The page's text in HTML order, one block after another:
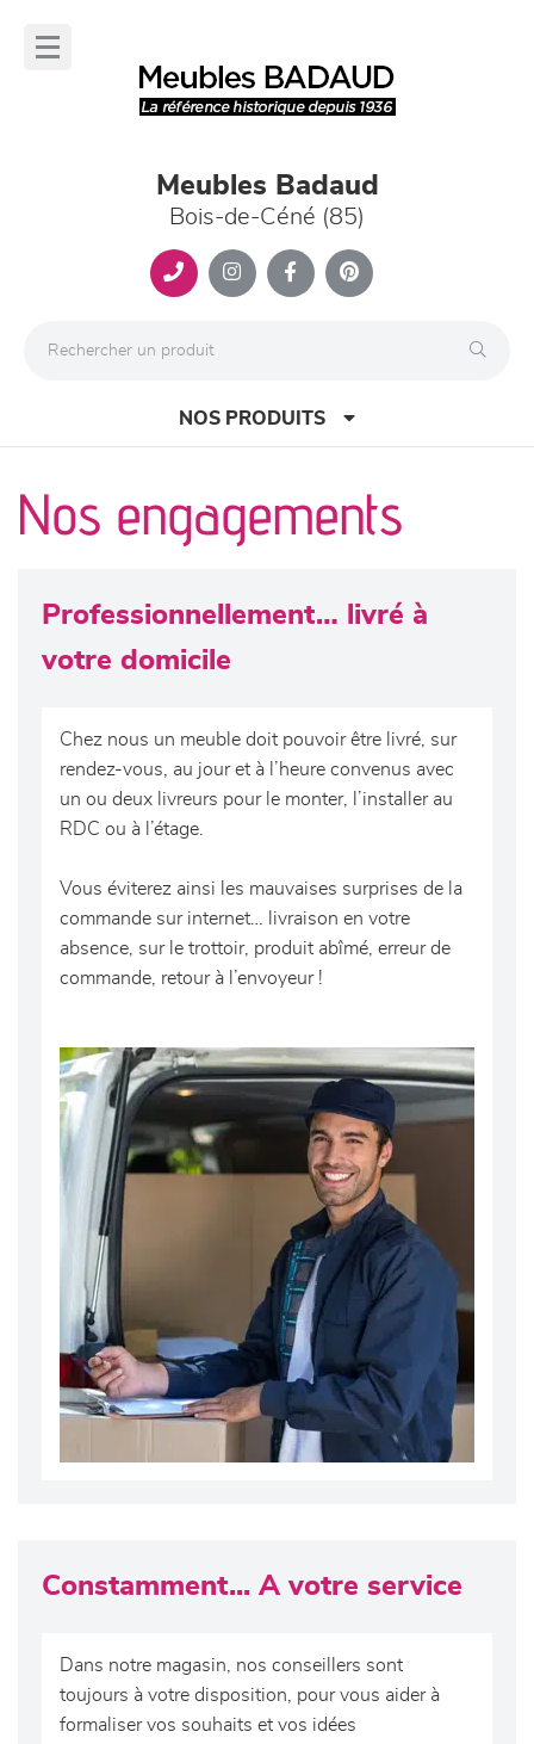
Meubles Badaud
Bois-de-Céné (85)
NOS PRODUITS
canapés et fauteuils
séjours
meubles de complément
chambres et dressing
literie
Nos engagements
Professionnellement… livré à
votre domicile
Chez nous un meuble doit pouvoir être livré, sur
rendez-vous, au jour et à l’heure convenus avec
un ou deux livreurs pour le monter, l’installer au
RDC ou à l’étage.
Vous éviterez ainsi les mauvaises surprises de la
commande sur internet… livraison en votre
absence, sur le trottoir, produit abîmé, erreur de
commande, retour à l’envoyeur !
Constamment... A votre service
Dans notre magasin, nos conseillers sont
toujours à votre disposition, pour vous aider à
formaliser vos souhaits et vos idées